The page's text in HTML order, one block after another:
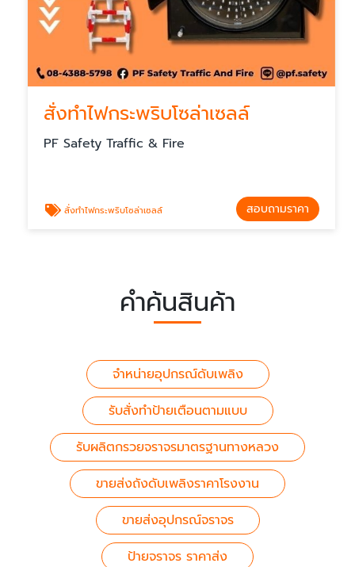
สั่งทำไฟกระพริบโซล่าเซลล์
PF Safety Traffic & Fire
สั่งทำไฟกระพริบโซล่าเซลล์ สอบถามราคา
คำค้นสินค้า
จำหน่ายอุปกรณ์ดับเพลิง
รับสั่งทำป้ายเตือนตามแบบ
รับผลิตกรวยจราจรมาตรฐานทางหลวง
ขายส่งถังดับเพลิงราคาโรงงาน
ขายส่งอุปกรณ์จราจร
ป้ายจราจร ราคาส่ง